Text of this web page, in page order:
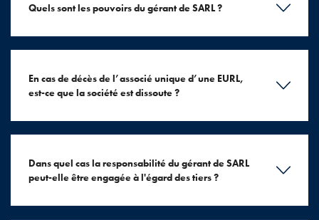
Quels sont les pouvoirs du gérant de SARL ?
En cas de décès de l’associé unique d’une EURL,
est-ce que la société est dissoute ?
Dans quel cas la responsabilité du gérant de SARL
peut-elle être engagée à l'égard des tiers ?